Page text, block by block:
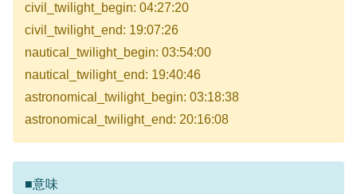
civil_twilight_begin: 04:27:20
civil_twilight_end: 19:07:26
nautical_twilight_begin: 03:54:00
nautical_twilight_end: 19:40:46
astronomical_twilight_begin: 03:18:38
astronomical_twilight_end: 20:16:08
■意味